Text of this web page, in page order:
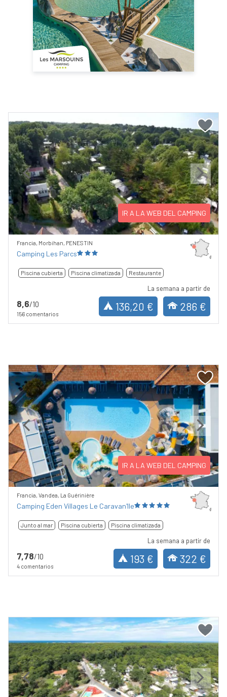
Previous Next
IR A LA WEB DEL CAMPING
Francia, Morbihan, PENESTIN
Camping Les Parcs
Piscina cubierta Piscina climatizada Restaurante
8,6/10
156 comentarios
La semana a partir de
136,20 € 286 €
Previous Next
IR A LA WEB DEL CAMPING
Francia, Vandea, La Guérinière
Camping Eden Villages Le Caravan'Ile
Junto al mar Piscina cubierta Piscina climatizada
7,78/10
4 comentarios
La semana a partir de
193 € 322 €
Previous Next